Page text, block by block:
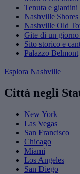
Tenuta e
Nashville
Nashville Old
Gite di un
Sito storico e
Palazzo Belmont
Esplora Nashville
Città negli
New York
Las Vegas
San Francisco
Chicago
Miami
Los Angeles
San Diego